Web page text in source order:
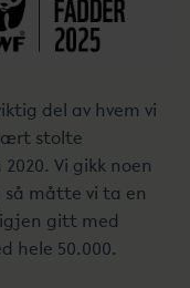
del av hvem vi
stolte
Vi gikk noen
måtte vi ta en
gitt med
hele 50.000.